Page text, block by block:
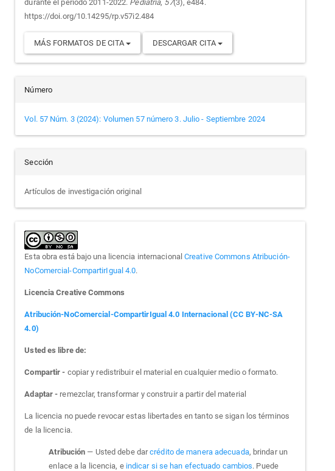
durante el periodo 2011-2022. Pediatría, 57(3), e484.
https://doi.org/10.14295/rp.v57i2.484
MÁS FORMATOS DE CITA DESCARGAR CITA
Número
Vol. 57 Núm. 3 (2024): Volumen 57 número 3. Julio - Septiembre 2024
Sección
Artículos de investigación original
Esta obra está bajo una licencia internacionalCreative Commons Atribución-
NoComercial-CompartirIgual 4.0.
Licencia Creative Commons
Atribución-NoComercial-CompartirIgual 4.0 Internacional (CC BY-NC-SA
4.0)
Usted es libre de:
Compartir - copiar y redistribuir el material en cualquier medio o formato.
Adaptar - remezclar, transformar y construir a partir del material
La licencia no puede revocar estas libertades en tanto se sigan los términos
de la licencia.
Atribución — Usted debe darcrédito de manera adecuada, brindar un
enlace a la licencia, e indicar si se han efectuado cambios. Puede